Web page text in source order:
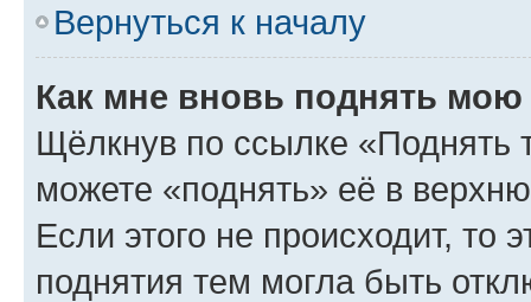
Вернуться к началу
Как мне вновь поднять мою
Щёлкнув по ссылке «Поднять
можете «поднять» её в
Если этого не происходит, то
поднятия тем могла быть